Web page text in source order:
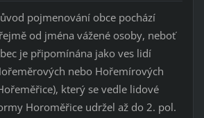
pojmenování obce pochází
od jména vážené osoby, neboť
je připomínána jako ves lidí
nebo Hořemírových
který se vedle lidové
Horoměřice udržel až do 2. pol.